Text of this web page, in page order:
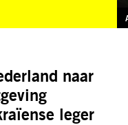
naar
leger